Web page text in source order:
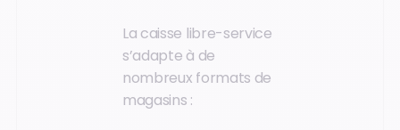
La caisse libre-service
s’adapte à de
nombreux formats de
magasins :